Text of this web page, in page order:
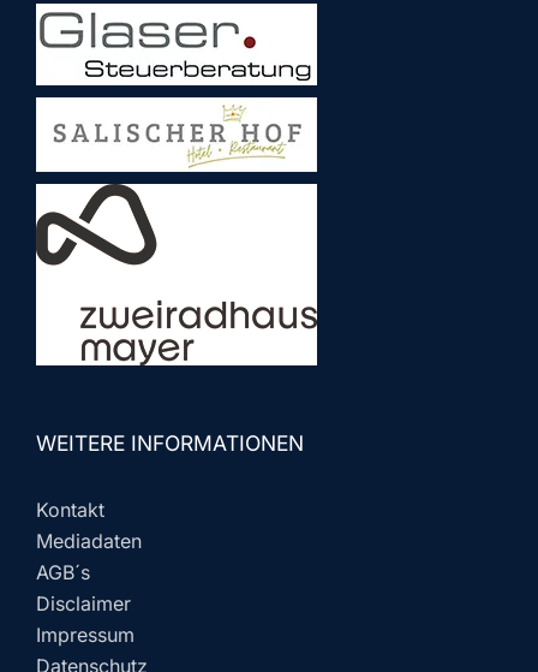
WEITERE INFORMATIONEN
Kontakt
Mediadaten
AGB´s
Disclaimer
Impressum
Datenschutz